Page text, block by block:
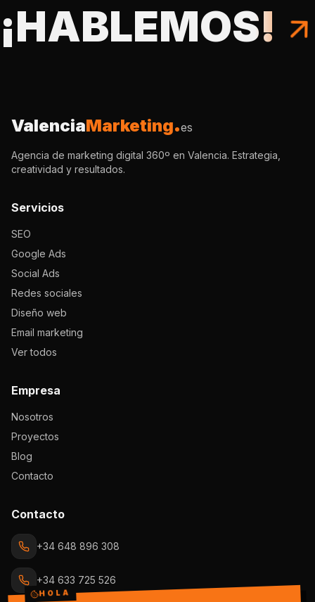
HOLA
¡HABLEMOS!
ValenciaMarketing es
Agencia de marketing digital 360º en Valencia. Estrategia,
creatividad y resultados.
Servicios
SEO
Google Ads
Social Ads
Redes sociales
Diseño web
Email marketing
Ver todos
Empresa
Nosotros
Proyectos
Blog
Contacto
Contacto
+34 648 896 308
+34 633 725 526